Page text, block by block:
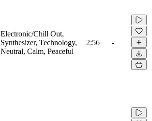
Electronic/Chill Out,
Synthesizer, Technology,
Neutral, Calm, Peaceful
2:56 -